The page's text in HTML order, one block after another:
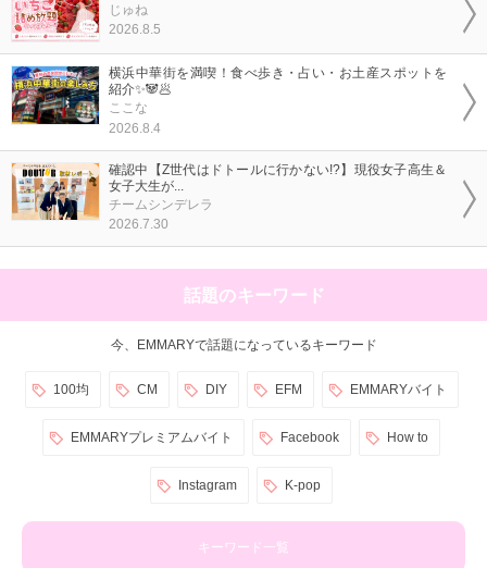
じゅね
2026.8.5
横浜中華街を満喫！食べ歩き・占い・お土産スポットを
紹介✨🐼🥟
ここな
2026.8.4
確認中【Z世代はドトールに行かない!?】現役女子高生＆
女子大生が...
チームシンデレラ
2026.7.30
話題のキーワード
今、EMMARYで話題になっているキーワード
100均 CM DIY EFM EMMARYバイト
EMMARYプレミアムバイト Facebook How to
Instagram K-pop
キーワード一覧